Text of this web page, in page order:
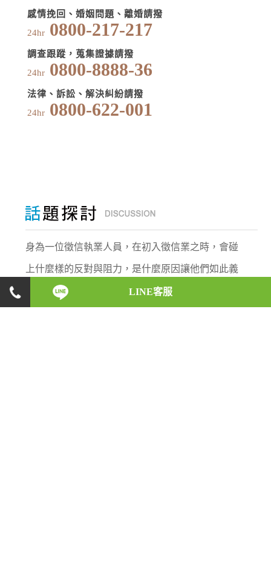
感情挽回、婚姻問題、離婚請撥
24hr0800-217-217
調查跟蹤，蒐集證據請撥
24hr0800-8888-36
法律、訴訟、解決糾紛請撥
24hr0800-622-001
身為一位徵信執業人員，在初入徵信業之時，會碰
上什麼樣的反對與阻力，是什麼原因讓他們如此義
無反顧，願意承受這些壓力，盡心地完成每一位委
LINE客服